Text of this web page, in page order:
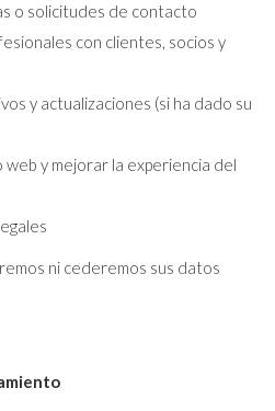
o solicitudes de contacto
con clientes, socios y
y actualizaciones (si ha dado su
y mejorar la experiencia del
ni cederemos sus datos